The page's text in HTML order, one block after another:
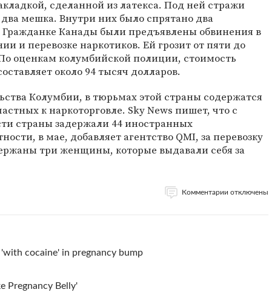
сделанной из латекса. Под ней стражи
мешка. Внутри них было спрятано два
Канады были предъявлены обвинения в
и перевозке наркотиков. Ей грозит от пяти до
оценкам колумбийской полиции, стоимость
около 94 тысяч долларов.
Колумбии, в тюрьмах этой страны содержатся
к наркоторговле. Sky News пишет, что с
страны задержали 44 иностранных
в мае, добавляет агентство QMI, за перевозку
три женщины, которые выдавали себя за
Комментарии отключены
cocaine' in pregnancy bump
Pregnancy Belly'